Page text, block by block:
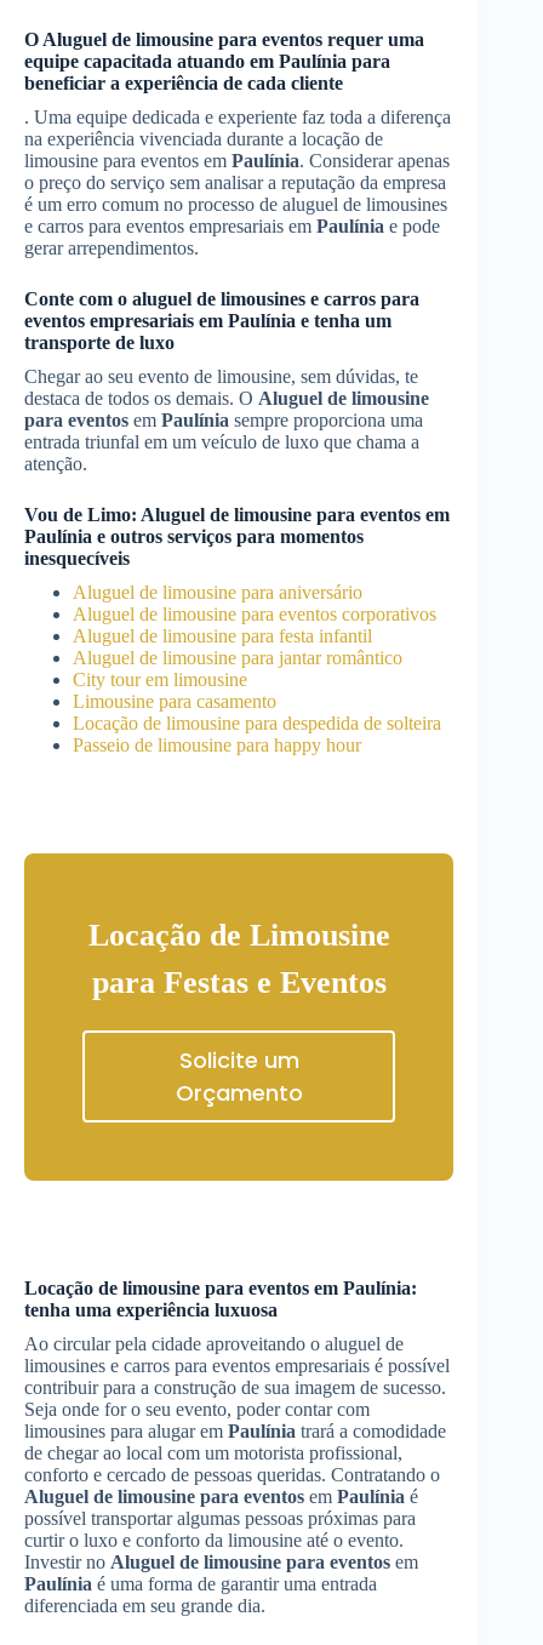
O Aluguel de limousine para eventos requer uma
equipe capacitada atuando em Paulínia para
beneficiar a experiência de cada cliente
. Uma equipe dedicada e experiente faz toda a diferença
na experiência vivenciada durante a locação de
limousine para eventos em Paulínia. Considerar apenas
o preço do serviço sem analisar a reputação da empresa
é um erro comum no processo de aluguel de limousines
e carros para eventos empresariais em Paulínia e pode
gerar arrependimentos.
Conte com o aluguel de limousines e carros para
eventos empresariais em Paulínia e tenha um
transporte de luxo
Chegar ao seu evento de limousine, sem dúvidas, te
destaca de todos os demais. O Aluguel de limousine
para eventos em Paulínia sempre proporciona uma
entrada triunfal em um veículo de luxo que chama a
atenção.
Vou de Limo: Aluguel de limousine para eventos em
Paulínia e outros serviços para momentos
inesquecíveis
Aluguel de limousine para aniversário
Aluguel de limousine para eventos corporativos
Aluguel de limousine para festa infantil
Aluguel de limousine para jantar romântico
City tour em limousine
Limousine para casamento
Locação de limousine para despedida de solteira
Passeio de limousine para happy hour
Locação de Limousine
para Festas e Eventos
Solicite um
Orçamento
Locação de limousine para eventos em Paulínia:
tenha uma experiência luxuosa
Ao circular pela cidade aproveitando o aluguel de
limousines e carros para eventos empresariais é possível
contribuir para a construção de sua imagem de sucesso.
Seja onde for o seu evento, poder contar com
limousines para alugar em Paulínia trará a comodidade
de chegar ao local com um motorista profissional,
conforto e cercado de pessoas queridas. Contratando o
Aluguel de limousine para eventos em Paulínia é
possível transportar algumas pessoas próximas para
curtir o luxo e conforto da limousine até o evento.
Investir no Aluguel de limousine para eventos em
Paulínia é uma forma de garantir uma entrada
diferenciada em seu grande dia.